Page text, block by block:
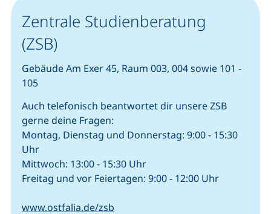
Zentrale Studienberatung
(ZSB)
Gebäude Am Exer 45, Raum 003, 004 sowie 101 -
105
Auch telefonisch beantwortet dir unsere ZSB
gerne deine Fragen:
Montag, Dienstag und Donnerstag: 9:00 - 15:30
Uhr
Mittwoch: 13:00 - 15:30 Uhr
Freitag und vor Feiertagen: 9:00 - 12:00 Uhr
www.ostfalia.de/zsb